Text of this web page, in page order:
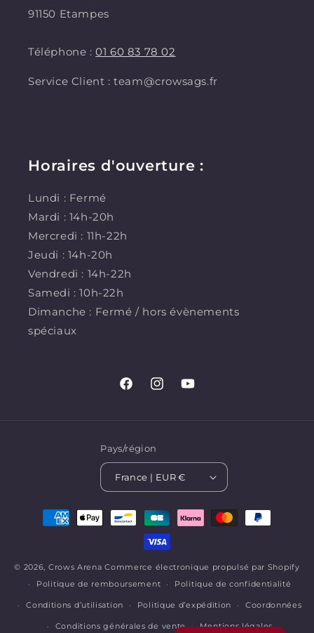
91150 Etampes
Téléphone :01 60 83 78 02
Service Client : team@crowsags.fr
Horaires d'ouverture :
Lundi : Fermé
Mardi : 14h-20h
Mercredi : 11h-22h
Jeudi : 14h-20h
Vendredi : 14h-22h
Samedi : 10h-22h
Dimanche : Fermé / hors évènements
spéciaux
FacebookInstagramYouTube
Pays/région
France | EUR €
Moyens
© 2026, Crows Arena Commerce électronique propulsé par Shopify
Politique de remboursement
Politique de confidentialité
Conditions d’utilisation Politique d’expédition Coordonnées
Conditions générales de vente Mentions légales